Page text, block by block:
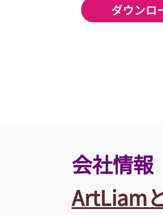
ダウンロ
​会社情報
ArtLiam